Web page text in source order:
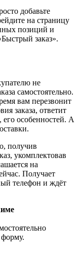
добавьте
на страницу
позиций и
заказ».
не
самостоятельно.
вам перезвонит
заказа, ответит
его особенностей. А
получив
укомплектовав
на
Получает
телефон и ждёт